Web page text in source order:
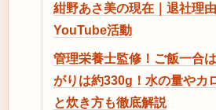
紺野あさ美の現在｜退社理
YouTube活動
管理栄養士監修！ご飯一合
がりは約330g！水の量やカ
と炊き方も徹底解説